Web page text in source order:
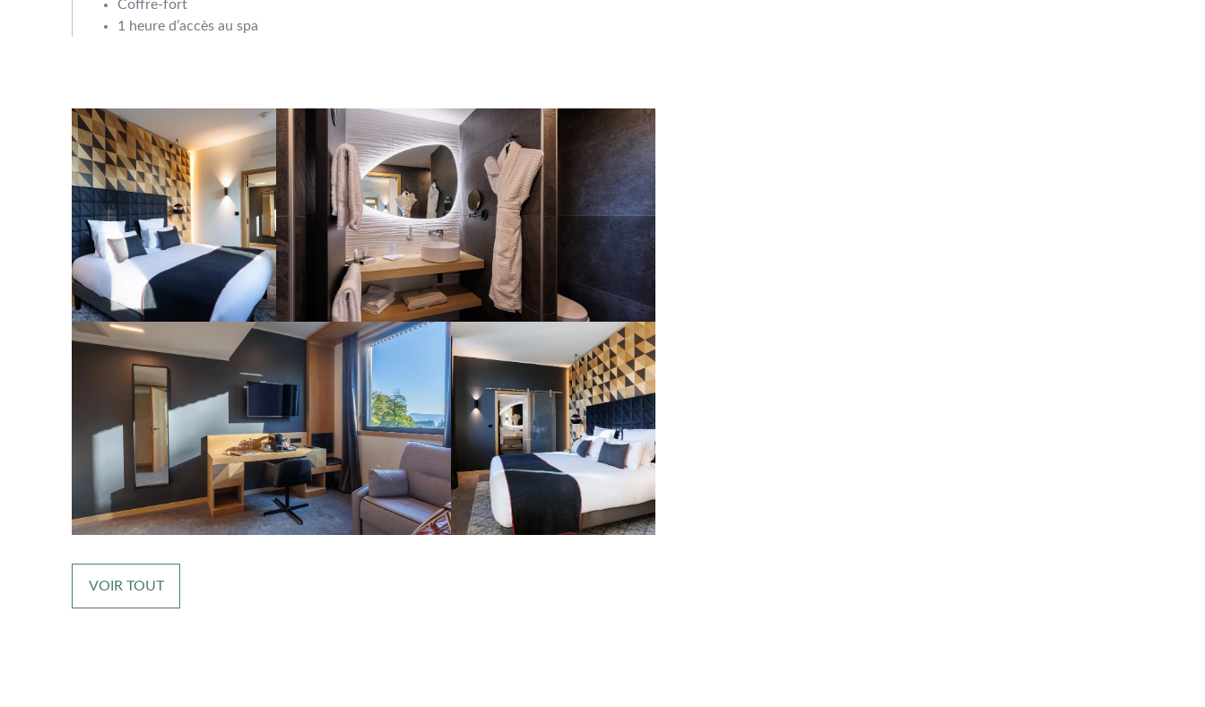
Coffre-fort
1 heure d’accès au spa
VOIR TOUT